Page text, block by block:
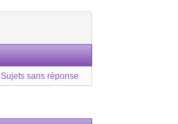
Sujets sans réponse